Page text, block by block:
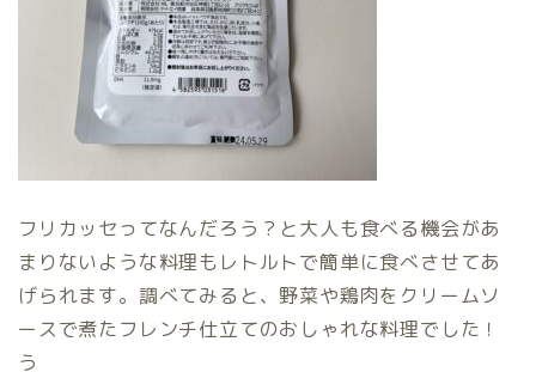
フリカッセってなんだろう？と大人も食べる機会があ
まりないような料理もレトルトで簡単に食べさせてあ
げられます。調べてみると、野菜や鶏肉をクリームソ
ースで煮たフレンチ仕立てのおしゃれな料理でした！
う